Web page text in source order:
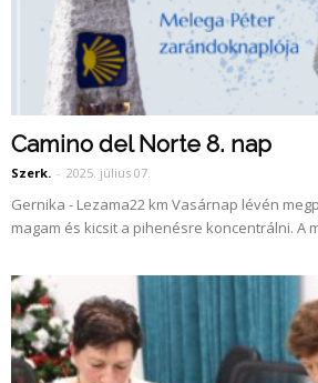
Camino del Norte 8. nap
Szerk. - 2025. július 07.
Gernika - Lezama22 km Vasárnap lévén
magam és kicsit a pihenésre koncentrálni. A